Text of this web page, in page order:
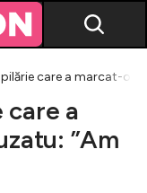
care a marcat-o
care a
”Am